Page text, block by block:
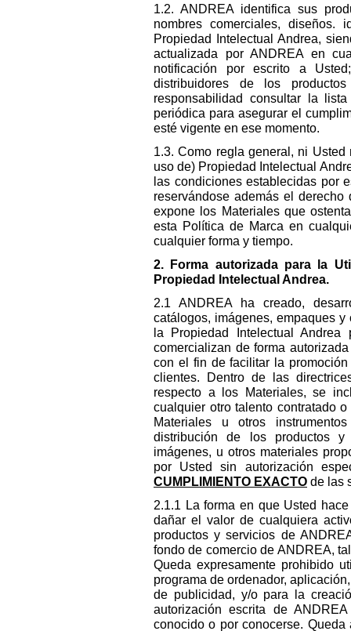
1.2. ANDREA identifica sus
nombres comerciales, diseños.
Propiedad Intelectual Andrea,
actualizada por ANDREA en
notificación por escrito a
distribuidores de los
responsabilidad consultar la
periódica para asegurar el
esté vigente en ese momento.
1.3. Como regla general, ni
uso de) Propiedad Intelectual
las condiciones establecidas por
reservándose además el
expone los Materiales que
esta Política de Marca en
cualquier forma y tiempo.
2. Forma autorizada para la
Propiedad Intelectual Andrea.
2.1 ANDREA ha creado,
catálogos, imágenes, empaques y
la Propiedad Intelectual
comercializan de forma
con el fin de facilitar la
clientes. Dentro de las
respecto a los Materiales, se
cualquier otro talento contratado
Materiales u otros
distribución de los productos
imágenes, u otros materiales
por Usted sin autorización
CUMPLIMIENTO EXACTO de las
2.1.1 La forma en que Usted
dañar el valor de cualquiera
productos y servicios de
fondo de comercio de ANDREA,
Queda expresamente prohibido
programa de ordenador,
de publicidad, y/o para la
autorización escrita de
conocido o por conocerse. Queda